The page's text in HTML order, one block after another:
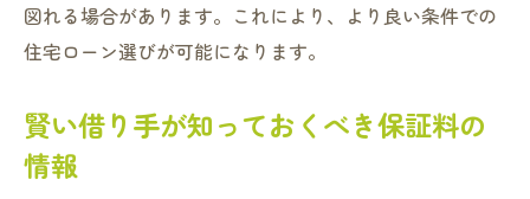
図れる場合があります。これにより、より良い条件での
住宅ローン選びが可能になります。
賢い借り手が知っておくべき保証料の
情報